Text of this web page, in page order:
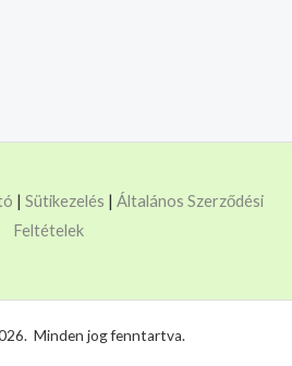
| Sütikezelés | Általános Szerződési
Feltételek
Minden jog fenntartva.